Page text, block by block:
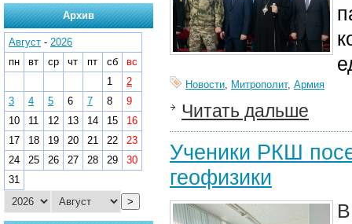
Новости, Митрополит, Армия
Читать дальше
Ученики РКШ
геофизики
Архив
Август - 2026
пн
вт ср чт пт сб
вс
1
2
3
4 5 6 7 8
9
10
11 12 13 14 15
16
17
18 19 20 21 22
23
24
25 26 27 28 29
30
31
>